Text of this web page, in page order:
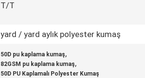
T/T
yard / yard aylık polyester kumaş
50D pu kaplama kumaş,
82GSM pu kaplama kumaş,
50D PU Kaplamalı Polyester Kumaş